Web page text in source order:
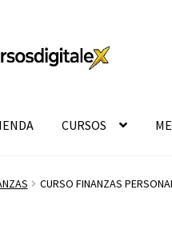
CURSOS
CURSO FINANZAS